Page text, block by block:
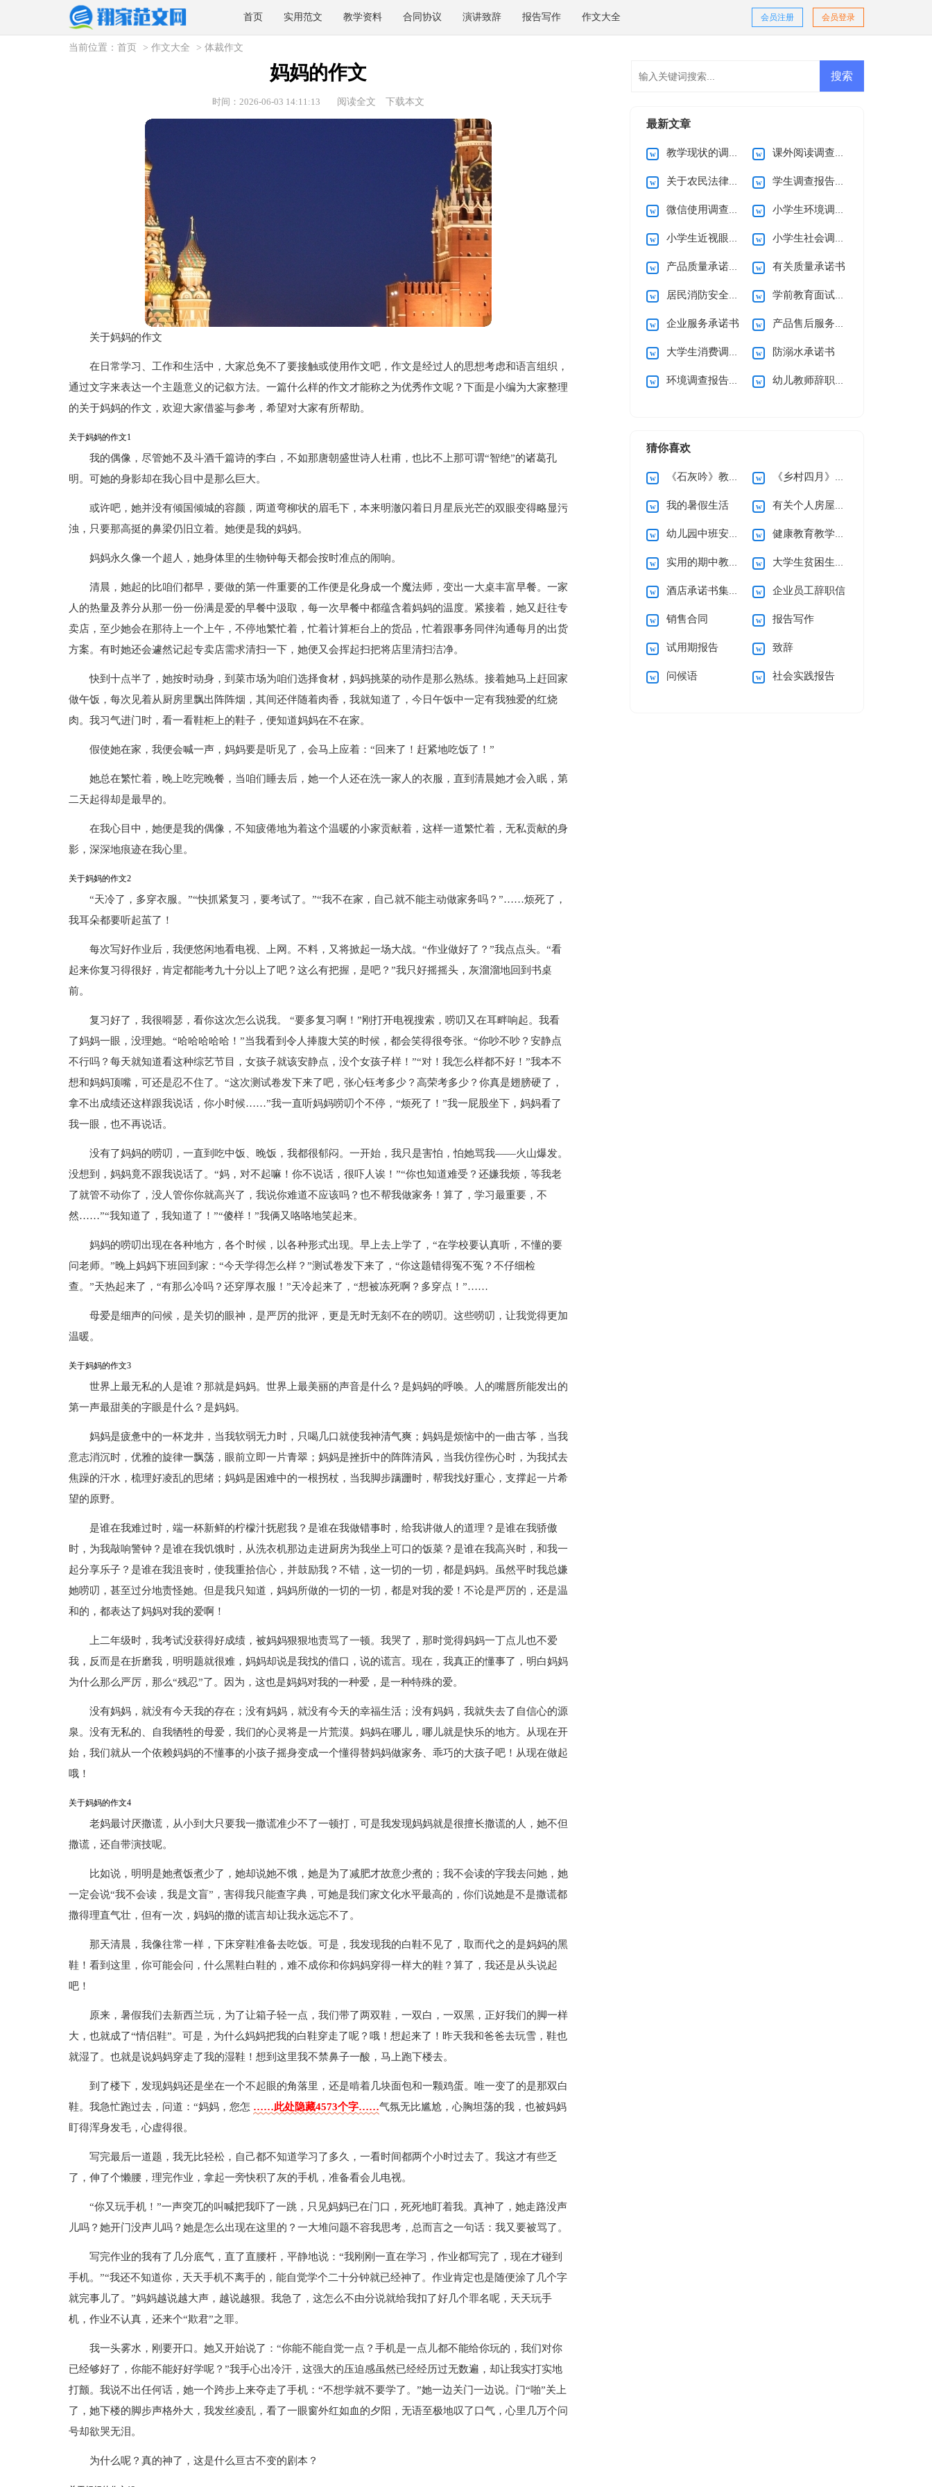
首页 实用范文 教学资料 合同协议 演讲致辞 报告写作 作文大全 会员登录
会员注册
当前位置： 首页 > 作文大全 > 体裁作文
妈妈的作文
时间：2026-06-03 14:11:13 阅读全文 下载本文
关于妈妈的作文
在日常学习、工作和生活中，大家总免不了要接触或使用作文吧，作文是经过人的思想考虑和语言组织，
通过文字来表达一个主题意义的记叙方法。一篇什么样的作文才能称之为优秀作文呢？下面是小编为大家整理
的关于妈妈的作文，欢迎大家借鉴与参考，希望对大家有所帮助。
关于妈妈的作文1
我的偶像，尽管她不及斗酒千篇诗的李白，不如那唐朝盛世诗人杜甫，也比不上那可谓“智绝”的诸葛孔
明。可她的身影却在我心目中是那么巨大。
或许吧，她并没有倾国倾城的容颜，两道弯柳状的眉毛下，本来明澈闪着日月星辰光芒的双眼变得略显污
浊，只要那高挺的鼻梁仍旧立着。她便是我的妈妈。
妈妈永久像一个超人，她身体里的生物钟每天都会按时准点的闹响。
清晨，她起的比咱们都早，要做的第一件重要的工作便是化身成一个魔法师，变出一大桌丰富早餐。一家
人的热量及养分从那一份一份满是爱的早餐中汲取，每一次早餐中都蕴含着妈妈的温度。紧接着，她又赶往专
卖店，至少她会在那待上一个上午，不停地繁忙着，忙着计算柜台上的货品，忙着跟事务同伴沟通每月的出货
方案。有时她还会遽然记起专卖店需求清扫一下，她便又会挥起扫把将店里清扫洁净。
快到十点半了，她按时动身，到菜市场为咱们选择食材，妈妈挑菜的动作是那么熟练。接着她马上赶回家
做午饭，每次见着从厨房里飘出阵阵烟，其间还伴随着肉香，我就知道了，今日午饭中一定有我独爱的红烧
肉。我习气进门时，看一看鞋柜上的鞋子，便知道妈妈在不在家。
假使她在家，我便会喊一声，妈妈要是听见了，会马上应着：“回来了！赶紧地吃饭了！”
她总在繁忙着，晚上吃完晚餐，当咱们睡去后，她一个人还在洗一家人的衣服，直到清晨她才会入眠，第
二天起得却是最早的。
在我心目中，她便是我的偶像，不知疲倦地为着这个温暖的小家贡献着，这样一道繁忙着，无私贡献的身
影，深深地痕迹在我心里。
关于妈妈的作文2
“天冷了，多穿衣服。”“快抓紧复习，要考试了。”“我不在家，自己就不能主动做家务吗？”……烦死了，
我耳朵都要听起茧了！
每次写好作业后，我便悠闲地看电视、上网。不料，又将掀起一场大战。“作业做好了？”我点点头。“看
起来你复习得很好，肯定都能考九十分以上了吧？这么有把握，是吧？”我只好摇摇头，灰溜溜地回到书桌
前。
复习好了，我很嘚瑟，看你这次怎么说我。 “要多复习啊！”刚打开电视搜索，唠叨又在耳畔响起。我看
了妈妈一眼，没理她。“哈哈哈哈哈！”当我看到令人捧腹大笑的时候，都会笑得很夸张。“你吵不吵？安静点
不行吗？每天就知道看这种综艺节目，女孩子就该安静点，没个女孩子样！”“对！我怎么样都不好！”我本不
想和妈妈顶嘴，可还是忍不住了。“这次测试卷发下来了吧，张心钰考多少？高荣考多少？你真是翅膀硬了，
拿不出成绩还这样跟我说话，你小时候……”我一直听妈妈唠叨个不停，“烦死了！”我一屁股坐下，妈妈看了
我一眼，也不再说话。
没有了妈妈的唠叨，一直到吃中饭、晚饭，我都很郁闷。一开始，我只是害怕，怕她骂我——火山爆发。
没想到，妈妈竟不跟我说话了。“妈，对不起嘛！你不说话，很吓人诶！”“你也知道难受？还嫌我烦，等我老
了就管不动你了，没人管你你就高兴了，我说你难道不应该吗？也不帮我做家务！算了，学习最重要，不
然……”“我知道了，我知道了！”“傻样！”我俩又咯咯地笑起来。
妈妈的唠叨出现在各种地方，各个时候，以各种形式出现。早上去上学了，“在学校要认真听，不懂的要
问老师。”晚上妈妈下班回到家：“今天学得怎么样？”测试卷发下来了，“你这题错得冤不冤？不仔细检
查。”天热起来了，“有那么冷吗？还穿厚衣服！”天冷起来了，“想被冻死啊？多穿点！”……
母爱是细声的问候，是关切的眼神，是严厉的批评，更是无时无刻不在的唠叨。这些唠叨，让我觉得更加
温暖。
关于妈妈的作文3
世界上最无私的人是谁？那就是妈妈。世界上最美丽的声音是什么？是妈妈的呼唤。人的嘴唇所能发出的
第一声最甜美的字眼是什么？是妈妈。
妈妈是疲惫中的一杯龙井，当我软弱无力时，只喝几口就使我神清气爽；妈妈是烦恼中的一曲古筝，当我
意志消沉时，优雅的旋律一飘荡，眼前立即一片青翠；妈妈是挫折中的阵阵清风，当我仿徨伤心时，为我拭去
焦躁的汗水，梳理好凌乱的思绪；妈妈是困难中的一根拐杖，当我脚步蹒跚时，帮我找好重心，支撑起一片希
望的原野。
是谁在我难过时，端一杯新鲜的柠檬汁抚慰我？是谁在我做错事时，给我讲做人的道理？是谁在我骄傲
时，为我敲响警钟？是谁在我饥饿时，从洗衣机那边走进厨房为我坐上可口的饭菜？是谁在我高兴时，和我一
起分享乐子？是谁在我沮丧时，使我重拾信心，并鼓励我？不错，这一切的一切，都是妈妈。虽然平时我总嫌
她唠叨，甚至过分地责怪她。但是我只知道，妈妈所做的一切的一切，都是对我的爱！不论是严厉的，还是温
和的，都表达了妈妈对我的爱啊！
上二年级时，我考试没获得好成绩，被妈妈狠狠地责骂了一顿。我哭了，那时觉得妈妈一丁点儿也不爱
我，反而是在折磨我，明明题就很难，妈妈却说是我找的借口，说的谎言。现在，我真正的懂事了，明白妈妈
为什么那么严厉，那么“残忍”了。因为，这也是妈妈对我的一种爱，是一种特殊的爱。
没有妈妈，就没有今天我的存在；没有妈妈，就没有今天的幸福生活；没有妈妈，我就失去了自信心的源
泉。没有无私的、自我牺牲的母爱，我们的心灵将是一片荒漠。妈妈在哪儿，哪儿就是快乐的地方。从现在开
始，我们就从一个依赖妈妈的不懂事的小孩子摇身变成一个懂得替妈妈做家务、乖巧的大孩子吧！从现在做起
哦！
关于妈妈的作文4
老妈最讨厌撒谎，从小到大只要我一撒谎准少不了一顿打，可是我发现妈妈就是很擅长撒谎的人，她不但
撒谎，还自带演技呢。
比如说，明明是她煮饭煮少了，她却说她不饿，她是为了减肥才故意少煮的；我不会读的字我去问她，她
一定会说“我不会读，我是文盲”，害得我只能查字典，可她是我们家文化水平最高的，你们说她是不是撒谎都
撒得理直气壮，但有一次，妈妈的撒的谎言却让我永远忘不了。
那天清晨，我像往常一样，下床穿鞋准备去吃饭。可是，我发现我的白鞋不见了，取而代之的是妈妈的黑
鞋！看到这里，你可能会问，什么黑鞋白鞋的，难不成你和你妈妈穿得一样大的鞋？算了，我还是从头说起
吧！
原来，暑假我们去新西兰玩，为了让箱子轻一点，我们带了两双鞋，一双白，一双黑，正好我们的脚一样
大，也就成了“情侣鞋”。可是，为什么妈妈把我的白鞋穿走了呢？哦！想起来了！昨天我和爸爸去玩雪，鞋也
就湿了。也就是说妈妈穿走了我的湿鞋！想到这里我不禁鼻子一酸，马上跑下楼去。
到了楼下，发现妈妈还是坐在一个不起眼的角落里，还是啃着几块面包和一颗鸡蛋。唯一变了的是那双白
鞋。我急忙跑过去，问道：“妈妈，您怎 ……此处隐藏4573个字……气氛无比尴尬，心胸坦荡的我，也被妈妈
盯得浑身发毛，心虚得很。
写完最后一道题，我无比轻松，自己都不知道学习了多久，一看时间都两个小时过去了。我这才有些乏
了，伸了个懒腰，理完作业，拿起一旁快积了灰的手机，准备看会儿电视。
“你又玩手机！”一声突兀的叫喊把我吓了一跳，只见妈妈已在门口，死死地盯着我。真神了，她走路没声
儿吗？她开门没声儿吗？她是怎么出现在这里的？一大堆问题不容我思考，总而言之一句话：我又要被骂了。
写完作业的我有了几分底气，直了直腰杆，平静地说：“我刚刚一直在学习，作业都写完了，现在才碰到
手机。”“我还不知道你，天天手机不离手的，能自觉学个二十分钟就已经神了。作业肯定也是随便涂了几个字
就完事儿了。”妈妈越说越大声，越说越狠。我急了，这怎么不由分说就给我扣了好几个罪名呢，天天玩手
机，作业不认真，还来个“欺君”之罪。
我一头雾水，刚要开口。她又开始说了：“你能不能自觉一点？手机是一点儿都不能给你玩的，我们对你
已经够好了，你能不能好好学呢？”我手心出冷汗，这强大的压迫感虽然已经经历过无数遍，却让我实打实地
打颤。我说不出任何话，她一个跨步上来夺走了手机：“不想学就不要学了。”她一边关门一边说。门“啪”关上
了，她下楼的脚步声格外大，我发丝凌乱，看了一眼窗外红如血的夕阳，无语至极地叹了口气，心里几万个问
号却欲哭无泪。
为什么呢？真的神了，这是什么亘古不变的剧本？
最新文章
教学现状的调查报告 课外阅读调查报告
关于农民法律意识的调查报告 学生调查报告集合15篇
微信使用调查报告 小学生环境调查报告(15篇)
小学生近视眼调查报告10篇 小学生社会调查报告
产品质量承诺书15篇 有关质量承诺书
居民消防安全的承诺书 学前教育面试自我介绍
企业服务承诺书 产品售后服务承诺书(15篇)
大学生消费调查报告 防溺水承诺书
环境调查报告(集合15篇) 幼儿教师辞职信15篇
猜你喜欢
《石灰吟》教案5篇 《乡村四月》说课稿
我的暑假生活 有关个人房屋租赁合同范文10篇
幼儿园中班安全工作计划 健康教育教学计划
实用的期中教学总结3篇 大学生贫困生助学金申请书
酒店承诺书集锦六篇 企业员工辞职信
销售合同 报告写作
试用期报告 致辞
问候语 社会实践报告